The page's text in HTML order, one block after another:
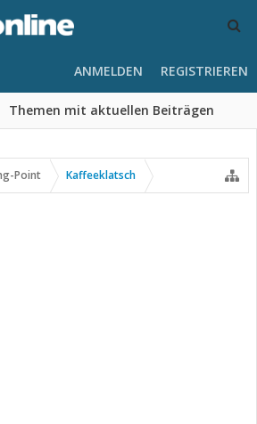
Themen mit aktuellen Beiträgen
ANMELDEN REGISTRIEREN
Point Kaffeeklatsch